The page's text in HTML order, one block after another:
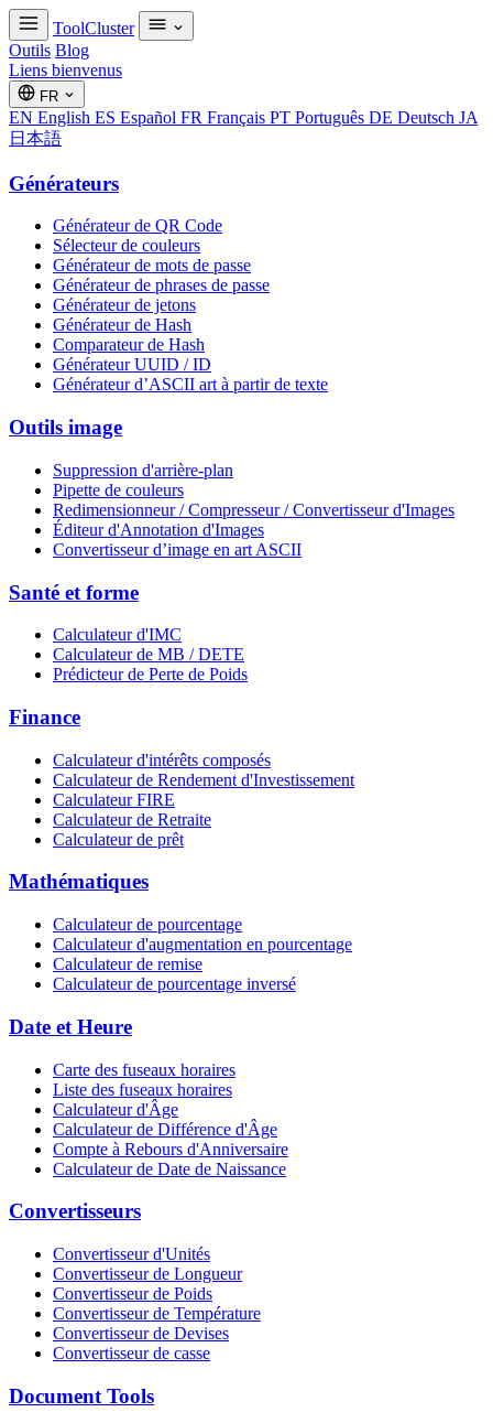
ToolCluster
Outils Blog
Liens bienvenus
FR
EN English ES Español FR Français PT Português DE Deutsch JA
日本語
Générateurs
Générateur de QR Code
Sélecteur de couleurs
Générateur de mots de passe
Générateur de phrases de passe
Générateur de jetons
Générateur de Hash
Comparateur de Hash
Générateur UUID / ID
Générateur d’ASCII art à partir de texte
Outils image
Suppression d'arrière-plan
Pipette de couleurs
Redimensionneur / Compresseur / Convertisseur d'Images
Éditeur d'Annotation d'Images
Convertisseur d’image en art ASCII
Santé et forme
Calculateur d'IMC
Calculateur de MB / DETE
Prédicteur de Perte de Poids
Finance
Calculateur d'intérêts composés
Calculateur de Rendement d'Investissement
Calculateur FIRE
Calculateur de Retraite
Calculateur de prêt
Mathématiques
Calculateur de pourcentage
Calculateur d'augmentation en pourcentage
Calculateur de remise
Calculateur de pourcentage inversé
Date et Heure
Carte des fuseaux horaires
Liste des fuseaux horaires
Calculateur d'Âge
Calculateur de Différence d'Âge
Compte à Rebours d'Anniversaire
Calculateur de Date de Naissance
Convertisseurs
Convertisseur d'Unités
Convertisseur de Longueur
Convertisseur de Poids
Convertisseur de Température
Convertisseur de Devises
Convertisseur de casse
Document Tools